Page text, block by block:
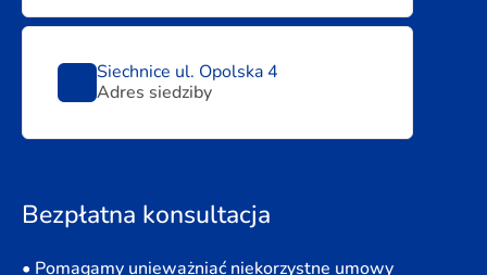
Siechnice ul. Opolska 4
Adres siedziby
Bezpłatna konsultacja
• Pomagamy unieważniać niekorzystne umowy